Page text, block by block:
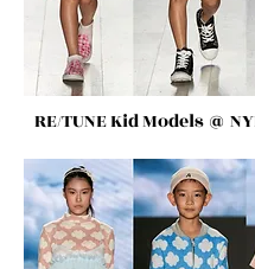
RE/TUNE Kid Models @